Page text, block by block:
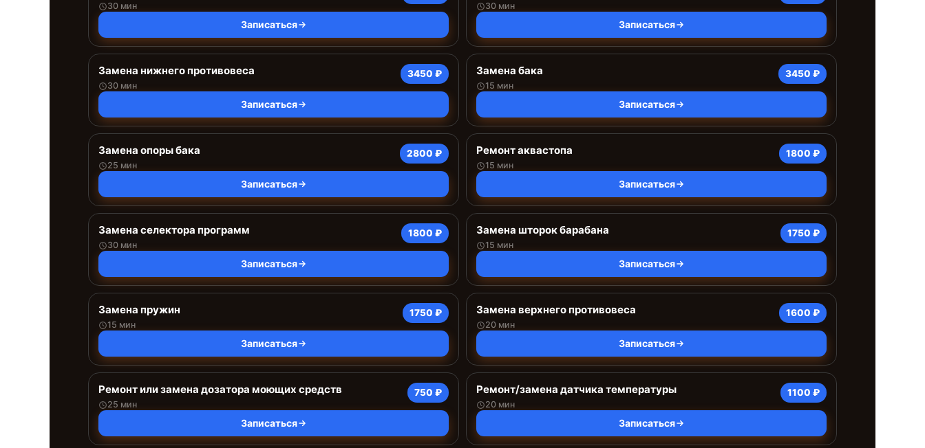
30 мин
Записаться
30 мин
Записаться
Замена нижнего противовеса
30 мин
3450 ₽
Записаться
Замена бака
15 мин
3450 ₽
Записаться
Замена опоры бака
25 мин
2800 ₽
Записаться
Ремонт аквастопа
15 мин
1800 ₽
Записаться
Замена селектора программ
30 мин
1800 ₽
Записаться
Замена шторок барабана
15 мин
1750 ₽
Записаться
Замена пружин
15 мин
1750 ₽
Записаться
Замена верхнего противовеса
20 мин
1600 ₽
Записаться
Ремонт или замена дозатора моющих средств
25 мин
750 ₽
Записаться
Ремонт/замена датчика температуры
20 мин
1100 ₽
Записаться